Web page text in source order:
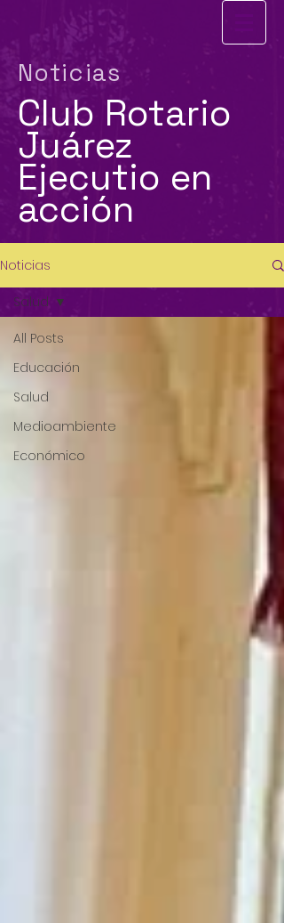
Noticias
Club Rotario
Juárez
Ejecutio en
acción
Noticias
All Posts
Educación
Salud
Medioambiente
Económico
Salud